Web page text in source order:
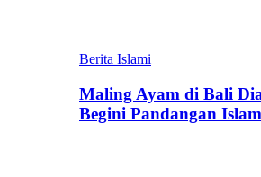
Berita Islami
Maling Ayam di Bali
Begini Pandangan